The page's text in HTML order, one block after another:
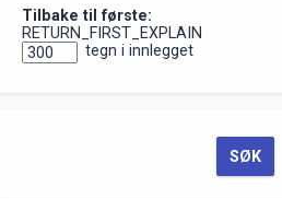
Tilbake til første:
RETURN_FIRST_EXPLAIN
tegn i innlegget